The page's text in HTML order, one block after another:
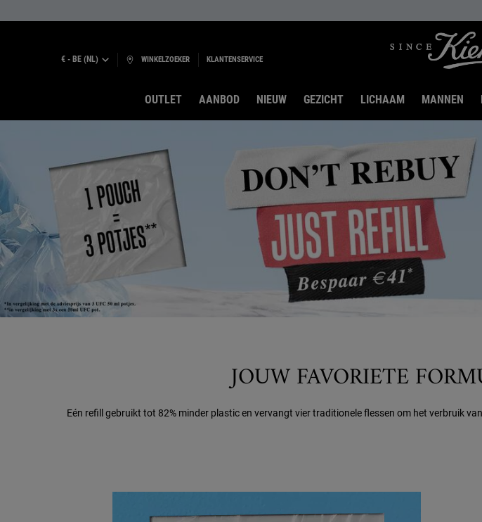
€ - BE (NL) WINKELZOEKER KLANTENSERVICE
OUTLET AANBOD NIEUW GEZICHT LICHAAM MANNEN
JOUW FAVORIETE
Eén refill gebruikt tot 82% minder plastic en vervangt vier traditionele flessen om het verbruik